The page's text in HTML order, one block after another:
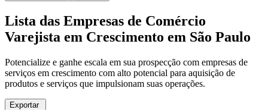
Lista das Empresas de Comércio
Varejista em Crescimento em São Paulo
Potencialize e ganhe escala em sua prospecção com empresas de
serviços em crescimento com alto potencial para aquisição de
produtos e serviços que impulsionam suas operações.
Exportar